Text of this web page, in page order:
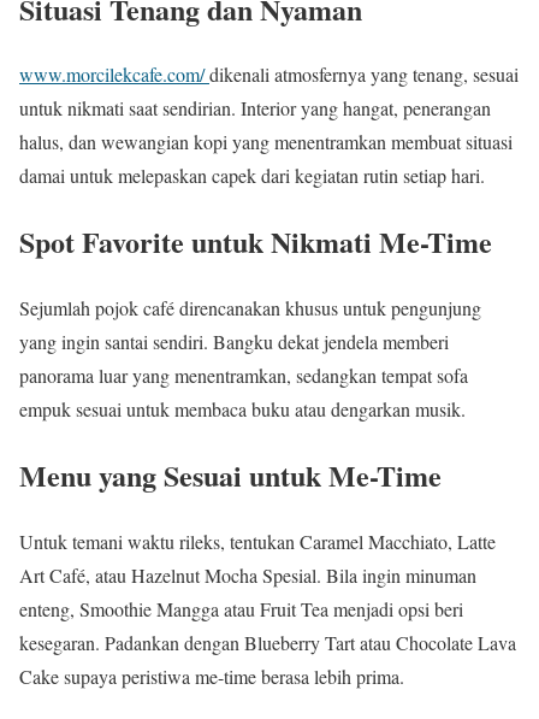
Situasi Tenang dan Nyaman
www.morcilekcafe.com/dikenali atmosfernya yang tenang, sesuai
untuk nikmati saat sendirian. Interior yang hangat, penerangan
halus, dan wewangian kopi yang menentramkan membuat situasi
damai untuk melepaskan capek dari kegiatan rutin setiap hari.
Spot Favorite untuk Nikmati Me-Time
Sejumlah pojok café direncanakan khusus untuk pengunjung
yang ingin santai sendiri. Bangku dekat jendela memberi
panorama luar yang menentramkan, sedangkan tempat sofa
empuk sesuai untuk membaca buku atau dengarkan musik.
Menu yang Sesuai untuk Me-Time
Untuk temani waktu rileks, tentukan Caramel Macchiato, Latte
Art Café, atau Hazelnut Mocha Spesial. Bila ingin minuman
enteng, Smoothie Mangga atau Fruit Tea menjadi opsi beri
kesegaran. Padankan dengan Blueberry Tart atau Chocolate Lava
Cake supaya peristiwa me-time berasa lebih prima.